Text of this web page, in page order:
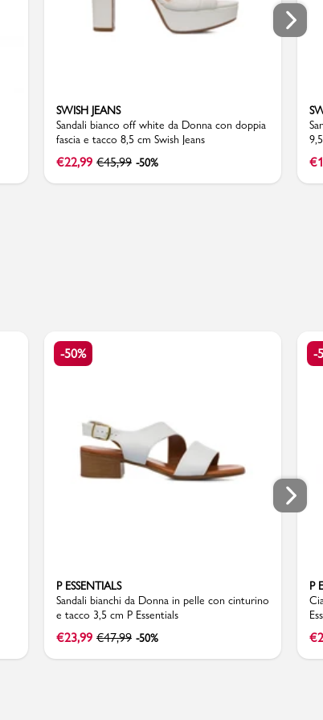
SWISH JEANS
Sandali bianco off white da Donna con doppia
fascia e tacco 8,5 cm Swish Jeans
€22,99 €45,99 -50% €
-50%
P ESSENTIALS
Sandali bianchi da Donna in pelle con cinturino
e tacco 3,5 cm P Essentials
€23,99 €47,99 -50%
-
P
€